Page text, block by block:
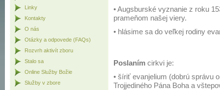
Linky
Kontakty
O nás
Otázky a odpovede (FAQs)
Rozvrh aktivít zboru
Stalo sa
Online Služby Božie
Služby v zbore
• Augsburské vyznanie z roku
prameňom našej viery.
• hlásime sa do veľkej rodiny
Poslaním cirkvi je:
• šíriť evanjelium (dobrú správu
Trojjediného Pána Boha a